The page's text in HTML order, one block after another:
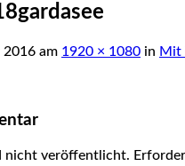
2016 am 1920 × 1080 in Mit
nicht veröffentlicht.